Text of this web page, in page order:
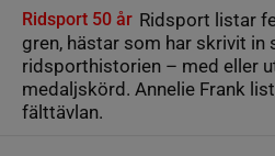
Ridsport 50 år Ridsport listar
gren, hästar som har skrivit in
ridsporthistorien – med eller
medaljskörd. Annelie Frank
fälttävlan.